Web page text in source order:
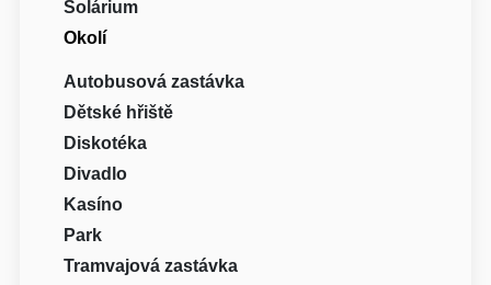
Solárium
Okolí
Autobusová zastávka
Dětské hřiště
Diskotéka
Divadlo
Kasíno
Park
Tramvajová zastávka